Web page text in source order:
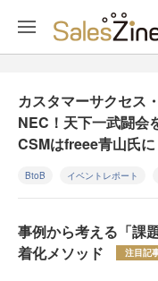
カスタマーサクセス
NEC！天下一武闘会
CSMはfreee青山氏に
BtoB イベントレポート
事例から考える「課
着化メソッド
注目記